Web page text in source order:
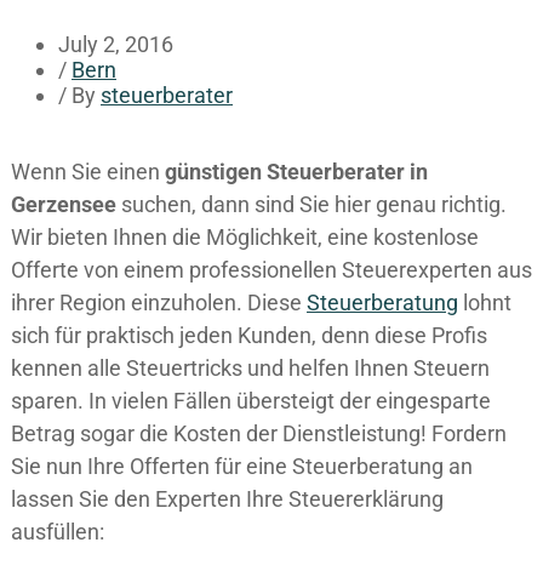
July 2, 2016
/ Bern
/ By steuerberater
Wenn Sie einen günstigen Steuerberater in
Gerzensee suchen, dann sind Sie hier genau richtig.
Wir bieten Ihnen die Möglichkeit, eine kostenlose
Offerte von einem professionellen Steuerexperten aus
ihrer Region einzuholen. Diese Steuerberatung lohnt
sich für praktisch jeden Kunden, denn diese Profis
kennen alle Steuertricks und helfen Ihnen Steuern
sparen. In vielen Fällen übersteigt der eingesparte
Betrag sogar die Kosten der Dienstleistung! Fordern
Sie nun Ihre Offerten für eine Steuerberatung an
lassen Sie den Experten Ihre Steuererklärung
ausfüllen: